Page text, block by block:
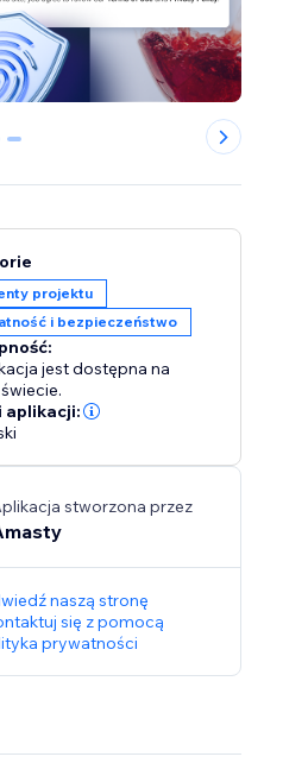
5
projektu
i bezpieczeństwo
jest dostępna na
aplikacji:
stworzona przez
naszą stronę
się z pomocą
prywatności